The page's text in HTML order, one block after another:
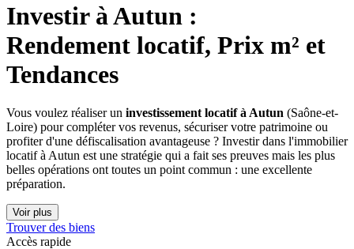
Investir àAutun :
Rendement locatif, Prix m² et
Tendances
Vous voulez réaliser un investissement locatif à Autun (Saône-et-
Loire) pour compléter vos revenus, sécuriser votre patrimoine ou
profiter d'une défiscalisation avantageuse ? Investir dans l'immobilier
locatif à Autun est une stratégie qui a fait ses preuves mais les plus
belles opérations ont toutes un point commun : une excellente
préparation.
Voir plus
Trouver des biens
Accès rapide